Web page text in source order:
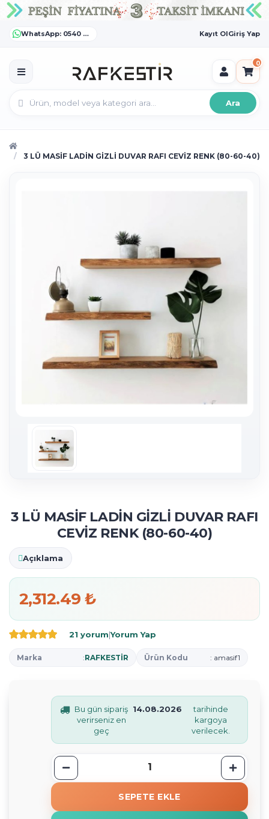
WhatsApp: 0540 372 55 55 Kayıt OlGiriş Yap
0
Ara
3 LÜ MASİF LADİN GİZLİ DUVAR RAFI CEVİZ RENK (80-60-40)
3 LÜ MASİF LADİN GİZLİ DUVAR RAFI
CEVİZ RENK (80-60-40)
Açıklama
2,312.49 ₺
21 yorum|Yorum Yap
Marka :RAFKESTİR Ürün Kodu : amasif1
Bu gün sipariş
verirseniz en
geç
14.08.2026
tarihinde
kargoya
verilecek.
SEPETE EKLE